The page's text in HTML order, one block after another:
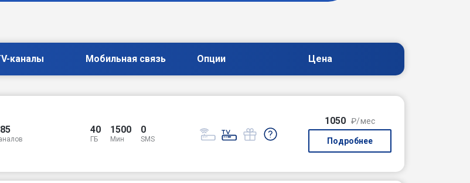
каналы Мобильная связь Опции Цена
40
ГБ
1500
Мин
0
SMS
1050 ₽/мес
Подробнее